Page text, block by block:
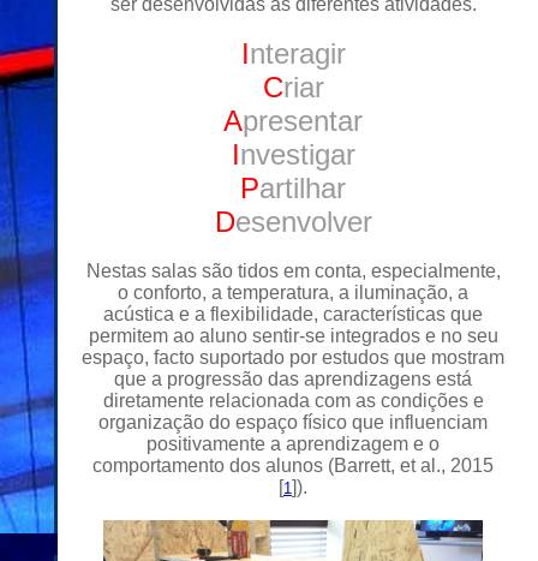
Interagir
Criar
Apresentar
Investigar
Partilhar
Desenvolver
Nestas salas são tidos em conta, especialmente,
o conforto, a temperatura, a iluminação, a
acústica e a flexibilidade, características que
permitem ao aluno sentir-se integrados e no seu
espaço, facto suportado por estudos que mostram
que a progressão das aprendizagens está
diretamente relacionada com as condições e
organização do espaço físico que influenciam
positivamente a aprendizagem e o
comportamento dos alunos (Barrett, et al., 2015
[1 ]).